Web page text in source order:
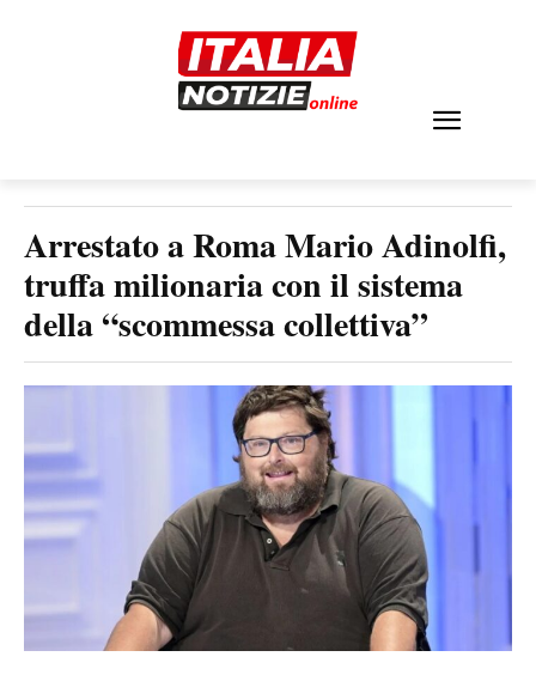
Arrestato a Roma Mario Adinolfi,
truffa milionaria con il sistema
della “scommessa collettiva”